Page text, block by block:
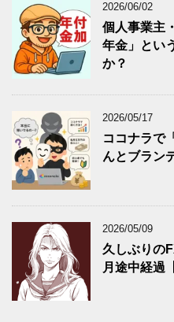
2026/06/02
個人事業主
年金」とい
か？
2026/05/17
ココナラで
んとブラン
2026/05/09
久しぶりの
月途中経過